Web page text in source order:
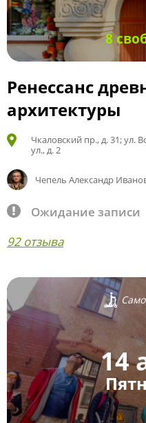
8
Ренессанс
архитектуры
Чкаловский пр., д. 31; ул.
ул., д. 2
Чепель Александр
Ожидание записи
92 отзыва
14